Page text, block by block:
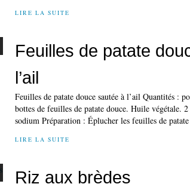
LIRE LA SUITE
Feuilles de patate
l’ail
Feuilles de patate douce sautée à l’ail Quantités :
bottes de feuilles de patate douce. Huile végétale.
sodium Préparation : Éplucher les feuilles de
LIRE LA SUITE
Riz aux brèdes